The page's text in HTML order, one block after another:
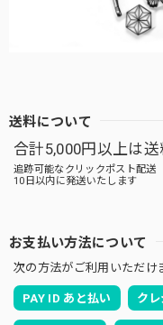
送料について
合計5,000円以上は
追跡可能なクリックポスト配送
10日以内に発送いたします
お支払い方法について
次の方法がご利用いただけ
PAY ID あと払い ク